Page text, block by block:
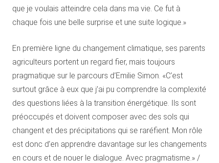
que je voulais atteindre cela dans ma vie. Ce fut à
chaque fois une belle surprise et une suite logique.»
En première ligne du changement climatique, ses parents
agriculteurs portent un regard fier, mais toujours
pragmatique sur le parcours d’Emilie Simon. «C’est
surtout grâce à eux que j’ai pu comprendre la complexité
des questions liées à la transition énergétique. Ils sont
préoccupés et doivent composer avec des sols qui
changent et des précipitations qui se raréfient. Mon rôle
est donc d’en apprendre davantage sur les changements
en cours et de nouer le dialogue. Avec pragmatisme.» /